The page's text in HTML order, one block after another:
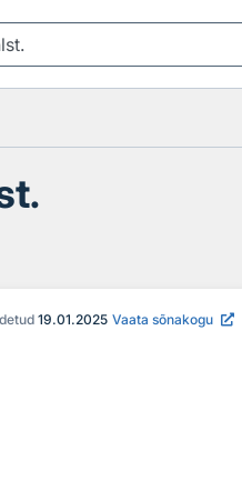
19.01.2025 Vaata sõnakogu